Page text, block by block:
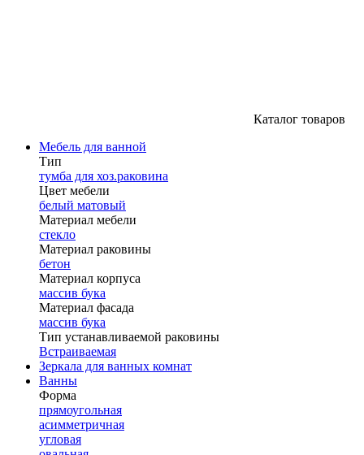
Каталог товаров
Мебель для ванной
Тип
тумба для хоз.раковина
Цвет мебели
белый матовый
Материал мебели
стекло
Материал раковины
бетон
Материал корпуса
массив бука
Материал фасада
массив бука
Тип устанавливаемой раковины
Встраиваемая
Зеркала для ванных комнат
Ванны
Форма
прямоугольная
асимметричная
угловая